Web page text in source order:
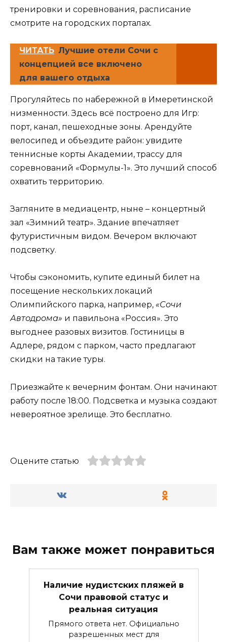
тренировки и соревнования, расписание
смотрите на городских порталах.
ЧИТАТЬ Лучшие отели Сочи с
концепцией все включено
для вашего отдыха
Прогуляйтесь по набережной в Имеретинской
низменности. Здесь всё построено для Игр:
порт, канал, пешеходные зоны. Арендуйте
велосипед и объездите район: увидите
теннисные корты Академии, трассу для
соревнований «Формулы-1». Это лучший способ
охватить территорию.
Загляните в медиацентр, ныне – концертный
зал «Зимний театр». Здание впечатляет
футуристичным видом. Вечером включают
подсветку.
Чтобы сэкономить, купите единый билет на
посещение нескольких локаций
Олимпийского парка, например, «Сочи
Автодрома» и павильона «Россия». Это
выгоднее разовых визитов. Гостиницы в
Адлере, рядом с парком, часто предлагают
скидки на такие туры.
Приезжайте к вечерним фонтам. Они начинают
работу после 18:00. Подсветка и музыка создают
невероятное зрелище. Это бесплатно.
Оцените статью
Вам также может понравиться
Наличие нудистских пляжей в
Сочи правовой статус и
реальная ситуация
Прямого ответа нет. Официально
разрешенных мест для